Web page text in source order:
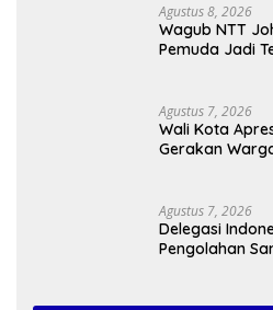
Agustus 8, 2026
Wagub NTT
Pemuda Jadi
Agustus 7, 2026
Wali Kota
Gerakan
Agustus 7, 2026
Delegasi
Pengolahan